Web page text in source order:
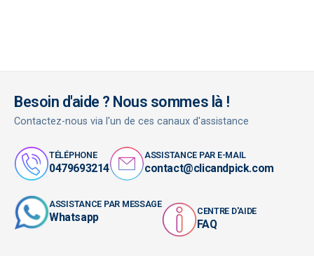
Besoin d'aide ? Nous sommes là !
Contactez-nous via l'un de ces canaux d'assistance
TÉLÉPHONE
0479693214
ASSISTANCE PAR E-MAIL
contact@clicandpick.com
ASSISTANCE PAR MESSAGE
Whatsapp CENTRE D'AIDE
FAQ